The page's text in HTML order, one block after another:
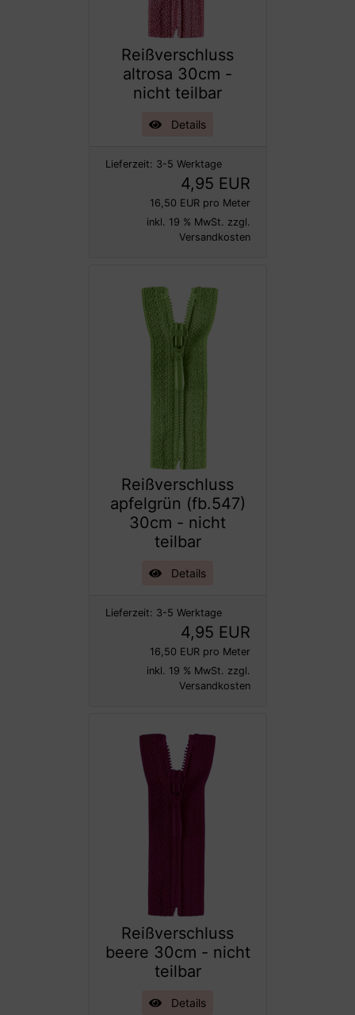
Reißverschluss
altrosa 30cm -
nicht teilbar
Details
Lieferzeit: 3-5 Werktage
4,95 EUR
16,50 EUR pro Meter
inkl. 19 % MwSt. zzgl.
Versandkosten
Reißverschluss
apfelgrün (fb.547)
30cm - nicht
teilbar
Details
Lieferzeit: 3-5 Werktage
4,95 EUR
16,50 EUR pro Meter
inkl. 19 % MwSt. zzgl.
Versandkosten
Reißverschluss
beere 30cm - nicht
teilbar
Details